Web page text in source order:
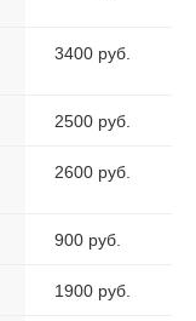
3400 руб.
2500 руб.
2600 руб.
900 руб.
1900 руб.